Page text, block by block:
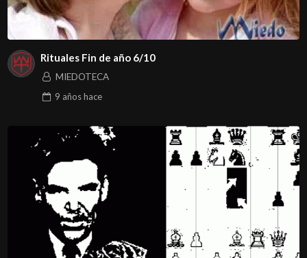
Rituales Fin de año 6/10
MIEDOTECA
9 añoshace